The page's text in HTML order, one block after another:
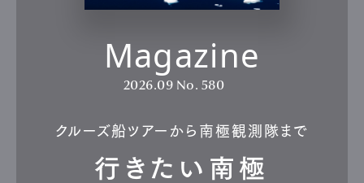
Magazine
2026.09 No. 580
クルーズ船ツアーから南極観測隊まで
行きたい南極